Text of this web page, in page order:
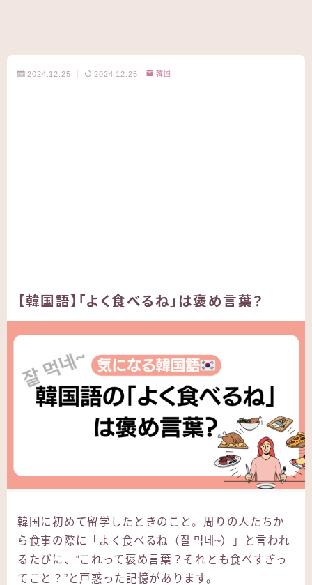
2024.12.25 2024.12.25 韓国
【韓国語】「よく食べるね」は褒め言葉？
韓国に初めて留学したときのこと。周りの人たちか
ら食事の際に「よく食べるね（잘 먹네~）」と言われ
るたびに、“これって褒め言葉？それとも食べすぎっ
てこと？”と戸惑った記憶があります。